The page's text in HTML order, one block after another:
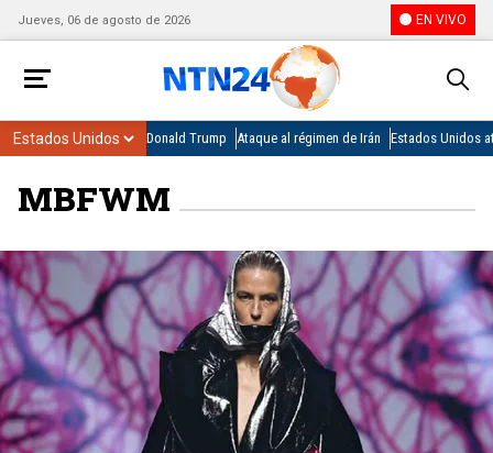
Jueves, 06 de agosto de 2026 EN VIVO
Donald Trump Ataque al régimen de Irán Estados Unidos
MBFWM